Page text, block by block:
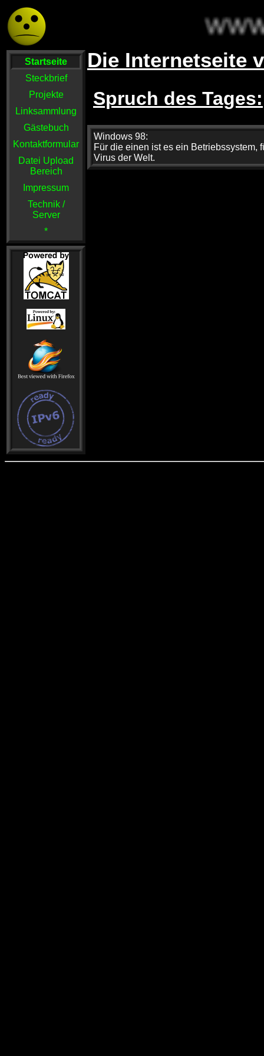
Startseite
Steckbrief
Projekte
Linksammlung
Gästebuch
Kontaktformular
Datei Upload
Bereich
Impressum
Technik /
Server
*
Die Internetseite
Spruch des Tages:
Windows 98:
Für die einen ist es ein Betriebssystem,
Virus der Welt.